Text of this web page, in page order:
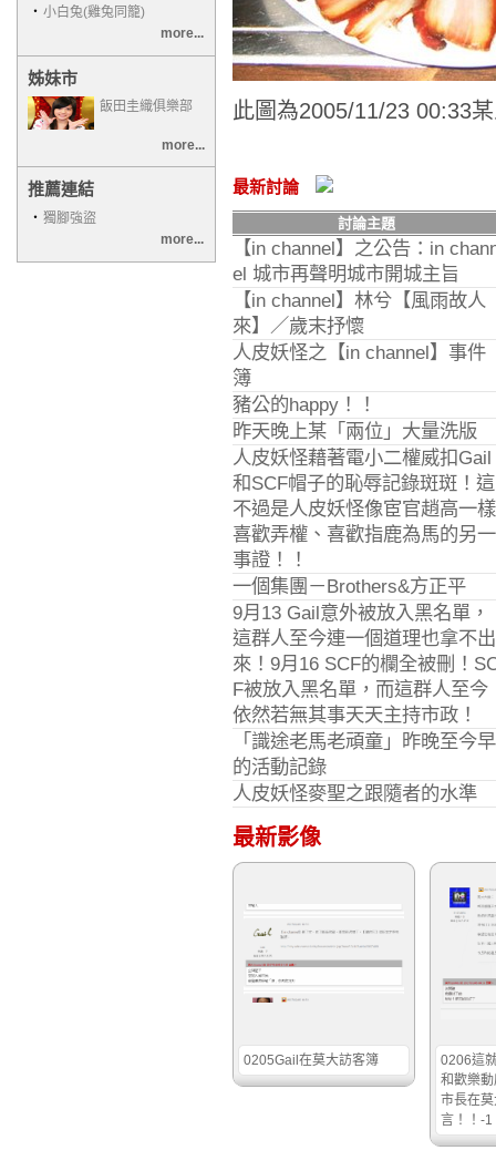
‧ 小白兔(雞兔同籠)
more...
姊妹市
飯田圭織俱樂部
more...
推薦連結
‧ 獨腳強盜
more...
此圖為2005/11/23 00:33
最新討論
討論主題
【in channel】之公告：in
el 城市再聲明城市開城主旨
【in channel】林兮【風雨故人
來】／歲末抒懷
人皮妖怪之【in channel】事件
簿
豬公的happy！！
昨天晚上某「兩位」大量洗版
人皮妖怪藉著電小二權威扣Gail
和SCF帽子的恥辱記錄斑斑！這
不過是人皮妖怪像宦官趙高一樣
喜歡弄權、喜歡指鹿為馬的另一
事證！！
一個集團－Brothers&方正平
9月13 Gail意外被放入黑名單，
這群人至今連一個道理也拿不出
來！9月16 SCF的欄全被刪！
F被放入黑名單，而這群人至今
依然若無其事天天主持市政！
「識途老馬老頑童」昨晚至今早
的活動記錄
人皮妖怪麥聖之跟隨者的水準
最新影像
0205Gail在莫大訪客簿
0206這
和歡樂
市長在
言！！-1